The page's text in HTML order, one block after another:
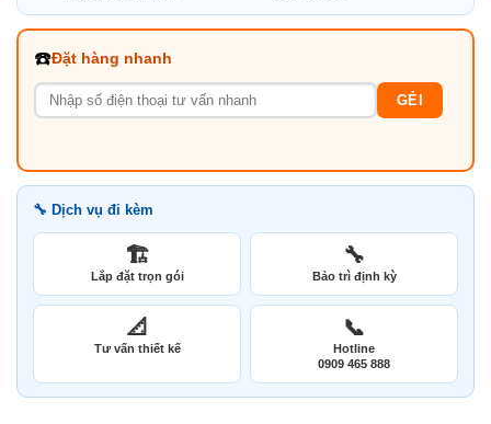
☎️Đặt hàng nhanh
GẺI
🔧 Dịch vụ đi kèm
🏗️
Lắp đặt trọn gói
🔧
Bảo trì định kỳ
📐
Tư vấn thiết kế
📞
Hotline
0909 465 888